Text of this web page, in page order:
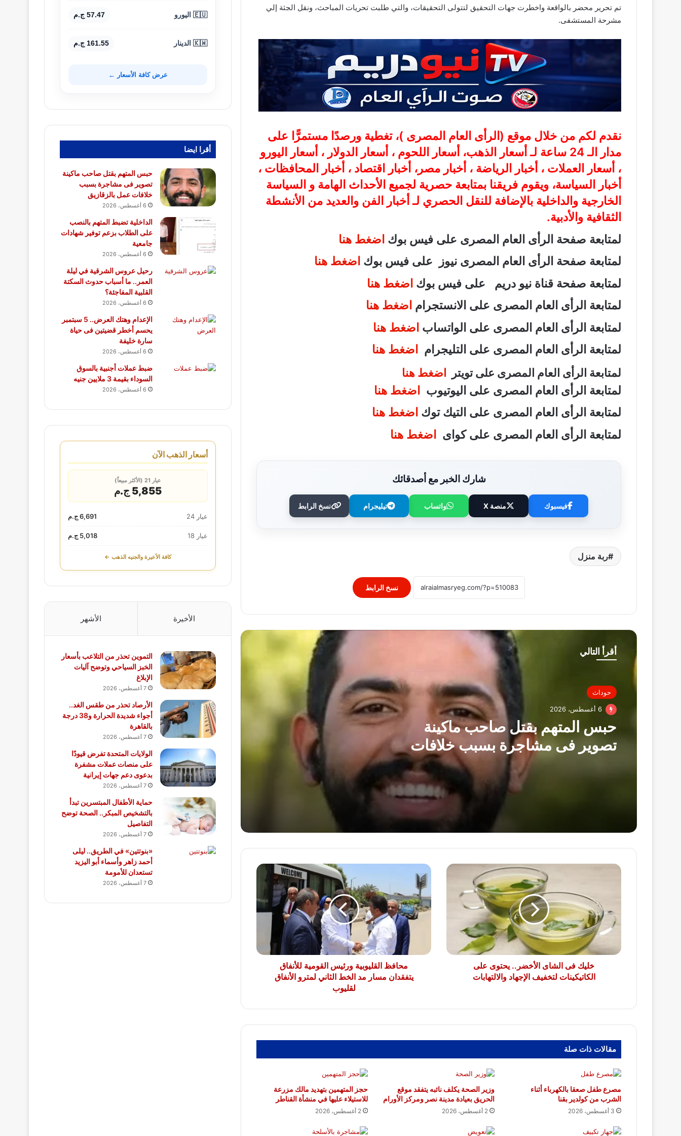
تم تحرير محضر بالواقعة واخطرت جهات التحقيق لتتولى التحقيقات، والتي طلبت تحريات المباحث، ونقل الجثة إلي
مشرحة المستشفى.
نقدم لكم من خلال موقع ( الرأى العام المصرى )، تغطية ورصدًا مستمرًّا على
مدار الـ 24 ساعة لـ أسعار الذهب، أسعار اللحوم ، أسعار الدولار ، أسعار اليورو
، أسعار العملات ، أخبار الرياضة ، أخبار مصر، أخبار اقتصاد ، أخبار المحافظات ،
أخبار السياسة، ويقوم فريقنا بمتابعة حصرية لجميع الأحداث الهامة و السياسة
الخارجية والداخلية بالإضافة للنقل الحصري لـ أخبار الفن والعديد من الأنشطة
الثقافية والأدبية.
لمتابعة صفحة الرأى العام المصرى على فيس بوك اضغط هنا
لمتابعة صفحة الرأى العام المصرى نيوز على فيس بوك اضغط هنا
لمتابعة صفحة قناة نيو دريم على فيس بوك اضغط هنا
لمتابعة الرأى العام المصرى على الانستجرام اضغط هنا
لمتابعة الرأى العام المصرى على الواتساب اضغط هنا
لمتابعة الرأى العام المصرى على التليجرام
اضغط هنا
لمتابعة الرأى العام المصرى على تويتر اضغط هنا
لمتابعة الرأى العام المصرى على اليوتيوب اضغط هنا
لمتابعة الرأى العام المصرى على التيك توك اضغط هنا
لمتابعة الرأى العام المصرى على كواى اضغط هنا
شارك الخبر مع أصدقائك
فيسبوك منصة X واتساب تيليجرام نسخ الرابط
ربة منزل
نسخ الرابط
أقرأ التالي
حوداث
6 أغسطس، 2026
حبس المتهم بقتل صاحب ماكينة
تصوير فى مشاجرة بسبب خلافات
عمل بالزقازيق
الإعدام وهتك العرض.. 5 سبتمبر يحسم
أخطر قضيتين فى حياة سارة خليفة
ملايين جنيه
نجاح قضائى يرسخ مبدأ حماية الأطفال داخل
المؤسسات التعليمية.. عن “برلماني”
انتشال جثة غريق مجهول الهوية من نهر
النيل بمركز المراغة فى سوهاج
تفاصيل إحالة منتحل صفة قاضٍ للمحاكمة
مصرع شخص وإصابة 9 آخرين فى انقلاب
سيارة ربع نقل بالطريق الأوسطى
ضبط قاتل جاره بسبب خلافات الجيرة
بالبيطاش الإسكندرية
خليك
يحتوى
على
الكاتيكينات
الإجهاد
والالتهاباتخليك فى الشاى الأخضر.. يحتوى على
الكاتيكينات لتخفيف الإجهاد والالتهابات
محافظ
القليوبية
ورئيس
القومية
للأنفاق
يتفقدان
الخط
محافظ القليوبية ورئيس القومية للأنفاق
يتفقدان مسار مد الخط الثاني لمترو الأنفاق
لقليوب
مقالات ذات صلة
مصرع طفل صعقا بالكهرباء أثناء
الشرب من كولدير بقنا
3 أغسطس، 2026
وزير الصحة يكلف نائبه يتفقد موقع
الحريق بعيادة مدينة نصر ومركز الأورام
2 أغسطس، 2026
حجز المتهمين بتهديد مالك مزرعة
للاستيلاء عليها في منشأة القناطر
2 أغسطس، 2026
🇪🇺 اليورو 57.47 ج.م
🇰🇼 الدينار 161.55 ج.م
عرض كافة الأسعار ←
أقرا ايضا
حبس المتهم بقتل صاحب ماكينة
تصوير فى مشاجرة بسبب
خلافات عمل بالزقازيق
6 أغسطس، 2026
الداخلية تضبط المتهم بالنصب
على الطلاب بزعم توفير شهادات
جامعية
6 أغسطس، 2026
رحيل عروس الشرقية في ليلة
العمر.. ما أسباب حدوث السكتة
القلبية المفاجئة؟
6 أغسطس، 2026
الإعدام وهتك العرض.. 5 سبتمبر
يحسم أخطر قضيتين فى حياة
سارة خليفة
6 أغسطس، 2026
ضبط عملات أجنبية بالسوق
السوداء بقيمة 3 ملايين جنيه
6 أغسطس، 2026
أسعار الذهب الآن
عيار 21 (الأكثر مبيعاً)
5,855 ج.م
عيار 24 6,691 ج.م
عيار 18 5,018 ج.م
كافة الأعيرة والجنيه الذهب ←
الأخيرة الأشهر
التموين تحذر من التلاعب بأسعار
الخبز السياحي وتوضح آليات
الإبلاغ
7 أغسطس، 2026
الأرصاد تحذر من طقس الغد..
أجواء شديدة الحرارة و38 درجة
بالقاهرة
7 أغسطس، 2026
الولايات المتحدة تفرض قيودًا
على منصات عملات مشفرة
بدعوى دعم جهات إيرانية
7 أغسطس، 2026
حماية الأطفال المبتسرين تبدأ
بالتشخيص المبكر.. الصحة توضح
التفاصيل
7 أغسطس، 2026
«بنوتتين» في الطريق.. ليلى
أحمد زاهر وأسماء أبو اليزيد
تستعدان للأمومة
7 أغسطس، 2026